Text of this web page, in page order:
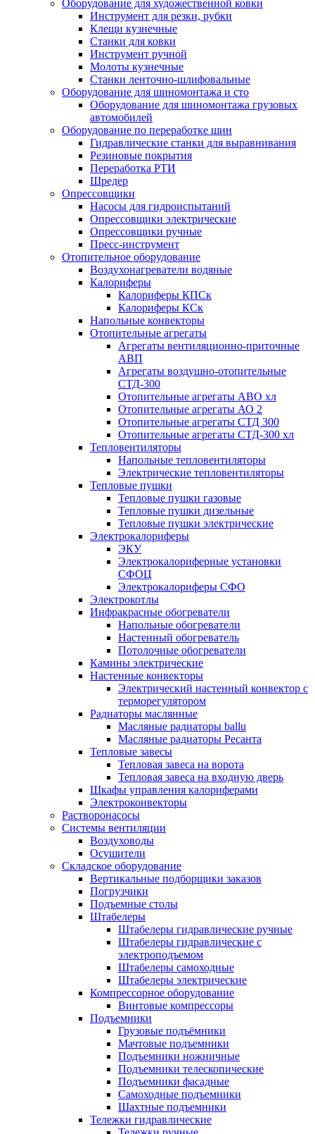
Оборудование для художественной ковки
Инструмент для резки, рубки
Клещи кузнечные
Станки для ковки
Инструмент ручной
Молоты кузнечные
Станки ленточно-шлифовальные
Оборудование для шиномонтажа и сто
Оборудование для шиномонтажа грузовых
автомобилей
Оборудование по переработке шин
Гидравлические станки для выравнивания
Резиновые покрытия
Переработка РТИ
Шредер
Опрессовщики
Насосы для гидроиспытаний
Опрессовщики электрические
Опрессовщики ручные
Пресс-инструмент
Отопительное оборудование
Воздухонагреватели водяные
Калориферы
Калориферы КПСк
Калориферы КСк
Напольные конвекторы
Отопительные агрегаты
Агрегаты вентиляционно-приточные
АВП
Агрегаты воздушно-отопительные
СТД-300
Отопительные агрегаты АВО хл
Отопительные агрегаты АО 2
Отопительные агрегаты СТД 300
Отопительные агрегаты СТД-300 хл
Тепловентиляторы
Напольные тепловентиляторы
Электрические тепловентиляторы
Тепловые пушки
Тепловые пушки газовые
Тепловые пушки дизельные
Тепловые пушки электрические
Электрокалориферы
ЭКУ
Электрокалориферные установки
СФОЦ
Электрокалориферы СФО
Электрокотлы
Инфракрасные обогреватели
Напольные обогреватели
Настенный обогреватель
Потолочные обогреватели
Камины электрические
Настенные конвекторы
Электрический настенный конвектор с
терморегулятором
Радиаторы маслянные
Масляные радиаторы ballu
Масляные радиаторы Ресанта
Тепловые завесы
Тепловая завеса на ворота
Тепловая завеса на входную дверь
Шкафы управления калориферами
Электроконвекторы
Растворонасосы
Системы вентиляции
Воздуховоды
Осушители
Складское оборудование
Вертикальные подборщики заказов
Погрузчики
Подъемные столы
Штабелеры
Штабелеры гидравлические ручные
Штабелеры гидравлические с
электроподъемом
Штабелеры самоходные
Штабелеры электрические
Компрессорное оборудование
Винтовые компрессоры
Подъемники
Грузовые подъёмники
Мачтовые подъемники
Подъемники ножничные
Подъемники телескопические
Подъемники фасадные
Самоходные подъемники
Шахтные подъемники
Тележки гидравлические